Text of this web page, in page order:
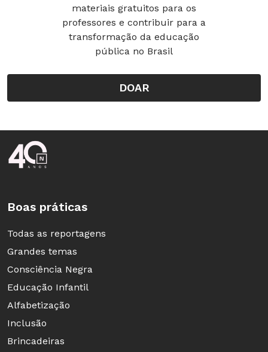
materiais gratuitos para os
professores e contribuir para a
transformação da educação
pública no Brasil
DOAR
Rodapé da Nova Escola
Boas práticas
Todas as reportagens
Grandes temas
Consciência Negra
Educação Infantil
Alfabetização
Inclusão
Brincadeiras